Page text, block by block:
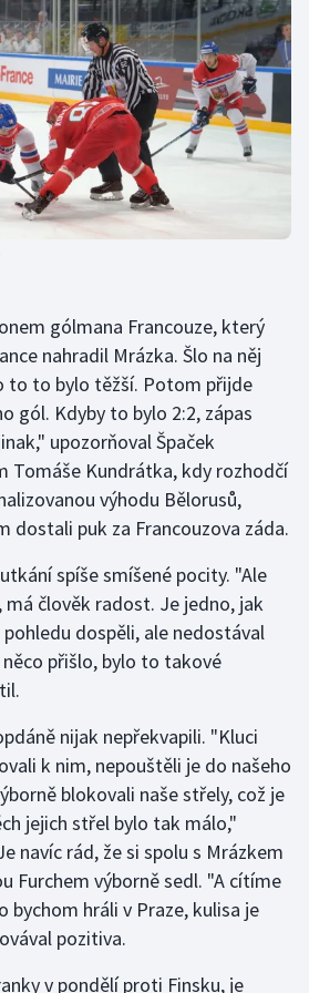
gólmana Francouze, který
nahradil Mrázka. Šlo na něj
to to bylo těžší. Potom přijde
gól. Kdyby to bylo 2:2, zápas
upozorňoval Špaček
Tomáše Kundrátka, kdy rozhodčí
výhodu Bělorusů,
dostali puk za Francouzova záda.
spíše smíšené pocity. "Ale
má člověk radost. Je jedno, jak
dospěli, ale nedostával
přišlo, bylo to takové
nijak nepřekvapili. "Kluci
k nim, nepouštěli je do našeho
blokovali naše střely, což je
jejich střel bylo tak málo,"
navíc rád, že si spolu s Mrázkem
Furchem výborně sedl. "A cítíme
bychom hráli v Praze, kulisa je
pozitiva.
v pondělí proti Finsku, je